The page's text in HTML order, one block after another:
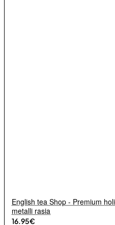
English tea Shop - Premium
metalli rasia
16.95€